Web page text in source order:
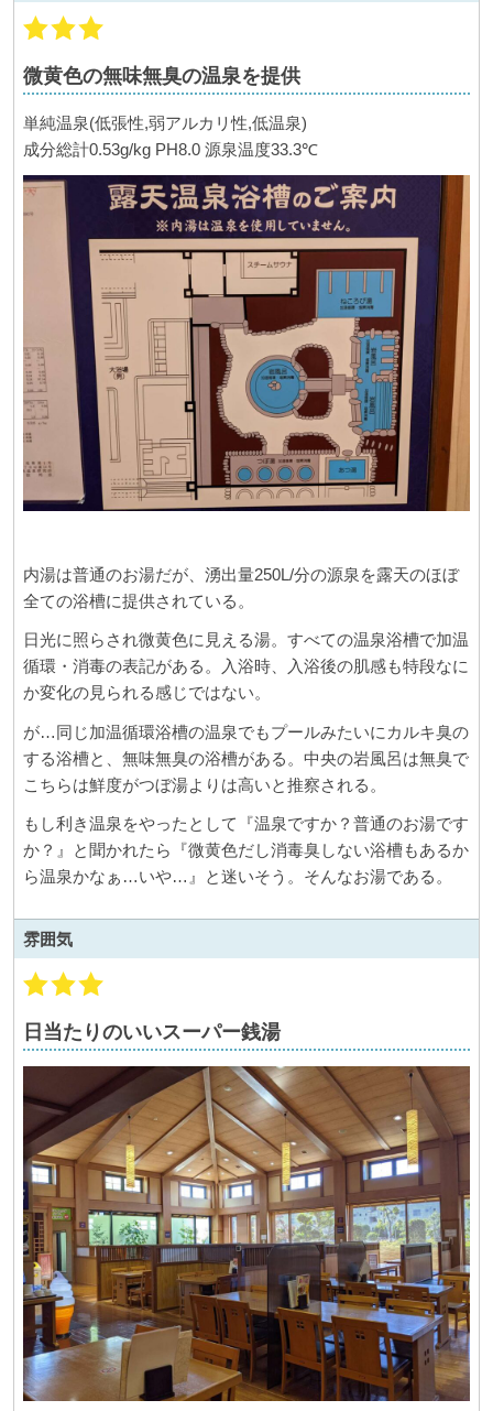
微黄色の無味無臭の温泉を提供
単純温泉(低張性,弱アルカリ性,低温泉)
成分総計0.53g/kg PH8.0 源泉温度33.3℃
内湯は普通のお湯だが、湧出量250L/分の源泉を露天のほぼ
全ての浴槽に提供されている。
日光に照らされ微黄色に見える湯。すべての温泉浴槽で加温
循環・消毒の表記がある。入浴時、入浴後の肌感も特段なに
か変化の見られる感じではない。
が…同じ加温循環浴槽の温泉でもプールみたいにカルキ臭の
する浴槽と、無味無臭の浴槽がある。中央の岩風呂は無臭で
こちらは鮮度がつぼ湯よりは高いと推察される。
もし利き温泉をやったとして『温泉ですか？普通のお湯です
か？』と聞かれたら『微黄色だし消毒臭しない浴槽もあるか
ら温泉かなぁ…いや…』と迷いそう。そんなお湯である。
雰囲気
日当たりのいいスーパー銭湯